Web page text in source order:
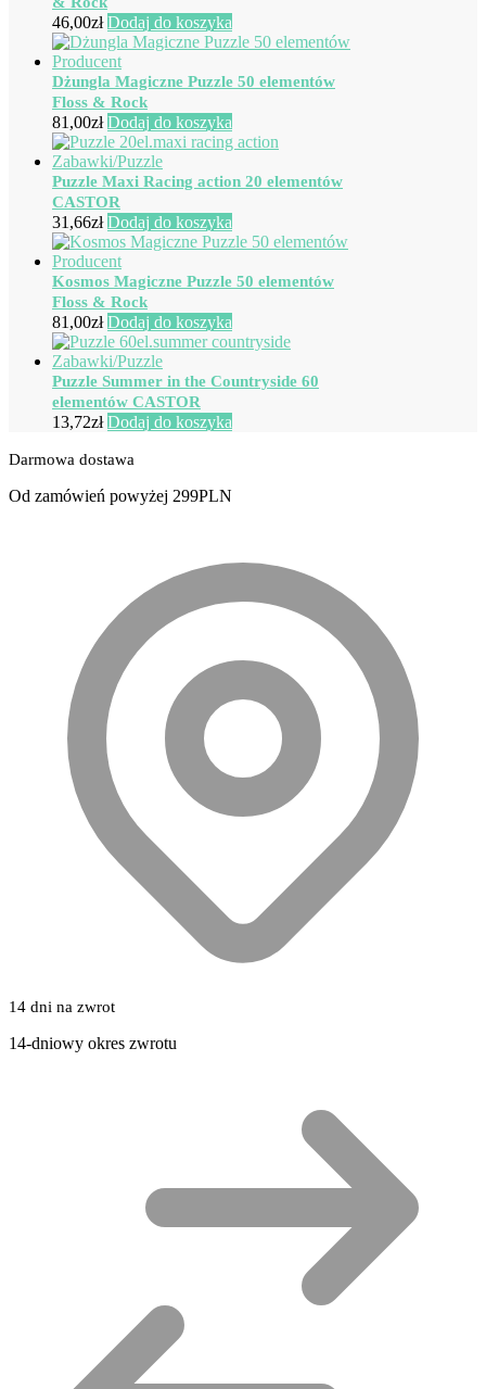
46,00zł Dodaj do koszyka
Dżungla Magiczne Puzzle 50 elementów
Floss & Rock
81,00zł Dodaj do koszyka
Puzzle Maxi Racing action 20 elementów
CASTOR
31,66zł Dodaj do koszyka
Kosmos Magiczne Puzzle 50 elementów
Floss & Rock
81,00zł Dodaj do koszyka
Puzzle Summer in the Countryside 60
elementów CASTOR
13,72zł Dodaj do koszyka
Darmowa dostawa
Od zamówień powyżej 299PLN
14 dni na zwrot
14-dniowy okres zwrotu